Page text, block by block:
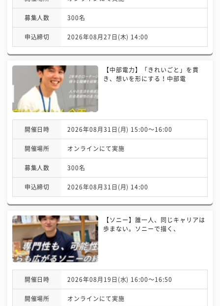
募集人数 300名
申込締切 2026年08月27日(木) 14:00
【中部電力】「きれいごと」を貫
き、想いを形にする！中部電
開催日時 2026年08月31日(月) 15:00〜16:00
開催場所 オンラインにて実施
募集人数 300名
申込締切 2026年08月31日(月) 14:00
【ソニー】誰一人、同じキャリアは
歩まない。ソニーで描く、
開催日時 2026年08月19日(水) 16:00〜16:50
開催場所 オンラインにて実施